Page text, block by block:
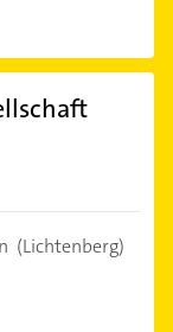
(Lichtenberg)